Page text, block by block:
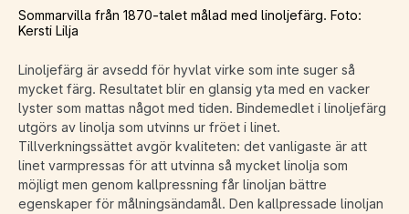
Sommarvilla från 1870-talet målad med linoljefärg. Foto:
Kersti Lilja
Linoljefärg är avsedd för hyvlat virke som inte suger så
mycket färg. Resultatet blir en glansig yta med en vacker
lyster som mattas något med tiden. Bindemedlet i linoljefärg
utgörs av linolja som utvinns ur fröet i linet.
Tillverkningssättet avgör kvaliteten: det vanligaste är att
linet varmpressas för att utvinna så mycket linolja som
möjligt men genom kallpressning får linoljan bättre
egenskaper för målningsändamål. Den kallpressade linoljan